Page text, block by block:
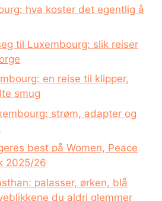
hva koster det egentlig å
til Luxembourg: slik reiser
en reise til klipper,
smug
strøm, adapter og
best på Women, Peace
2025/26
palasser, ørken, blå
du aldri glemmer